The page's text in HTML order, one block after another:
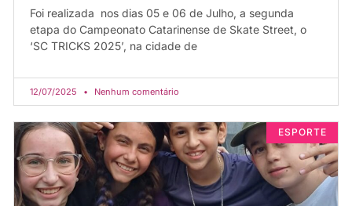
Foi realizada nos dias 05 e 06 de Julho, a segunda
etapa do Campeonato Catarinense de Skate Street, o
‘SC TRICKS 2025’, na cidade de
12/07/2025 Nenhum comentário
ESPORTE